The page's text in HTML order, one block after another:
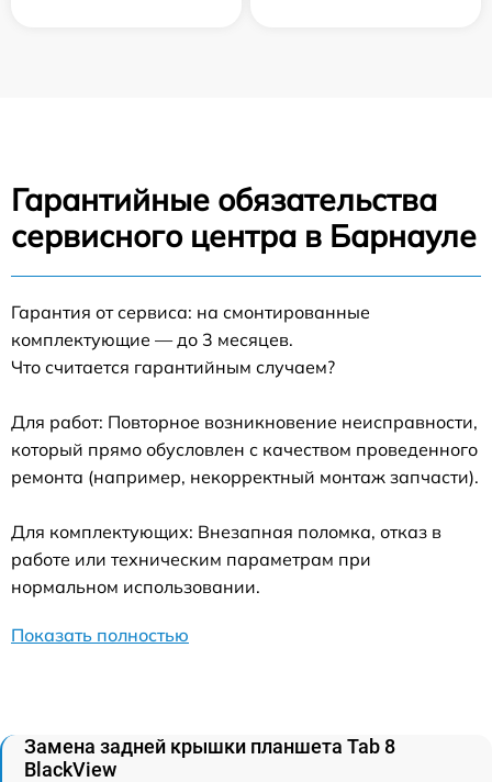
Гарантийные обязательства
сервисного центра в Барнауле
Гарантия от сервиса: на смонтированные
комплектующие — до 3 месяцев.
Что считается гарантийным случаем?
Для работ: Повторное возникновение неисправности,
который прямо обусловлен с качеством проведенного
ремонта (например, некорректный монтаж запчасти).
Для комплектующих: Внезапная поломка, отказ в
работе или техническим параметрам при
нормальном использовании.
Показать полностью
Замена задней крышки планшета Tab 8
BlackView